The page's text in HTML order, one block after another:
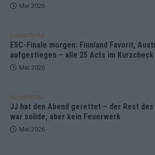
Mai 2026
KOMMENTAR
ESC-Finale morgen: Finnland Favorit,
aufgestiegen – alle 25 Acts im Kurzcheck
Mai 2026
KOMMENTAR
JJ hat den Abend gerettet – der Rest des
war solide, aber kein Feuerwerk
Mai 2026